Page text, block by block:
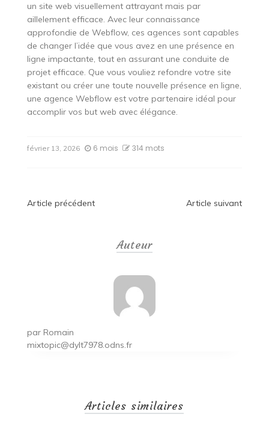
un site web visuellement attrayant mais par
aillelement efficace. Avec leur connaissance
approfondie de Webflow, ces agences sont capables
de changer l’idée que vous avez en une présence en
ligne impactante, tout en assurant une conduite de
projet efficace. Que vous vouliez refondre votre site
existant ou créer une toute nouvelle présence en ligne,
une agence Webflow est votre partenaire idéal pour
accomplir vos but web avec élégance.
février 13, 2026 6 mois 314 mots
Navigation
Article précédent Article suivant
Auteur
par Romain
mixtopic@dylt7978.odns.fr
Articles similaires